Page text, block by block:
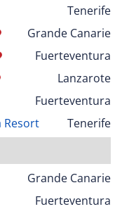
Tenerife
Grande Canarie
Fuerteventura
Lanzarote
Fuerteventura
Resort
Tenerife
Grande Canarie
Fuerteventura